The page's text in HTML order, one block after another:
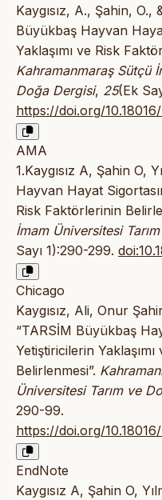
Kaygısız, A., Şahin, O.,
Büyükbaş Hayvan
Yaklaşımı ve Risk
Kahramanmaraş Sütçü
Doğa Dergisi, 25(Ek
https://doi.org/
AMA
1.Kaygısız A, Şahin O,
Hayvan Hayat
Risk Faktörlerinin
İmam Üniversitesi
Sayı 1):290-299.
Chicago
Kaygısız, Ali, Onur
“TARSİM Büyükbaş
Yetiştiricilerin
Belirlenmesi”.
Üniversitesi Tarım ve
290-99.
https://doi.org/
EndNote
Kaygısız A, Şahin O,